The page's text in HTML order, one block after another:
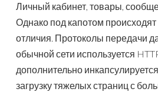
Личный кабинет, товары,
Однако под капотом
отличия. Протоколы передачи
обычной сети используется
дополнительно
загрузку тяжелых страниц с